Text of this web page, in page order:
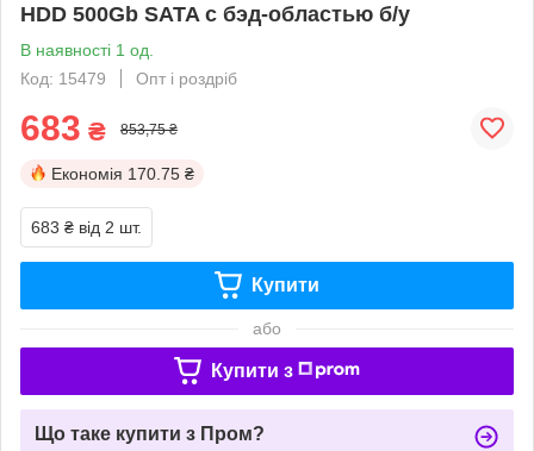
HDD 500Gb SATA с бэд-областью б/у
В наявності 1 од.
Код: 15479
Опт і роздріб
683 ₴ 853,75 ₴
Економія 170.75 ₴
683 ₴ від 2 шт.
Купити
або
Купити з
Що таке купити з Пром?